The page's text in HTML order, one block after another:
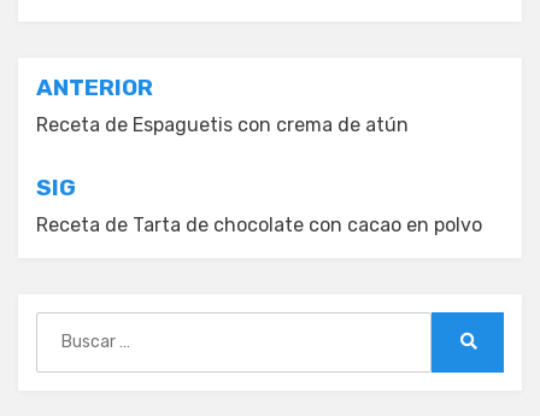
Navegación
de
entradas
ANTERIOR
Receta de Espaguetis con crema de atún
SIG
Receta de Tarta de chocolate con cacao en polvo